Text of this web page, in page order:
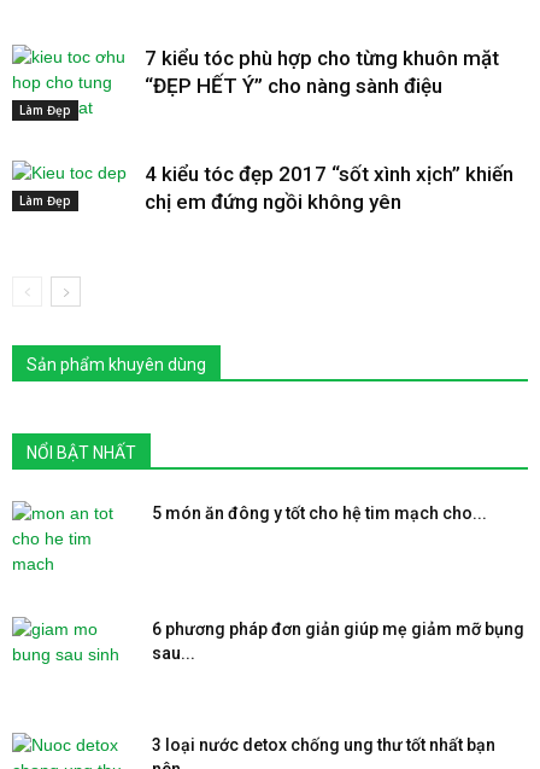
Làm Đẹp
7 kiểu tóc phù hợp cho từng khuôn mặt
“ĐẸP HẾT Ý” cho nàng sành điệu
Làm Đẹp
4 kiểu tóc đẹp 2017 “sốt xình xịch” khiến
chị em đứng ngồi không yên
Sản phẩm khuyên dùng
NỔI BẬT NHẤT
5 món ăn đông y tốt cho hệ tim mạch cho...
6 phương pháp đơn giản giúp mẹ giảm mỡ bụng
sau...
3 loại nước detox chống ung thư tốt nhất bạn